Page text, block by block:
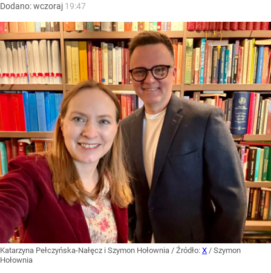
Dodano:wczoraj 19:47
Katarzyna Pełczyńska-Nałęcz i Szymon Hołownia / Źródło: X / Szymon
Hołownia